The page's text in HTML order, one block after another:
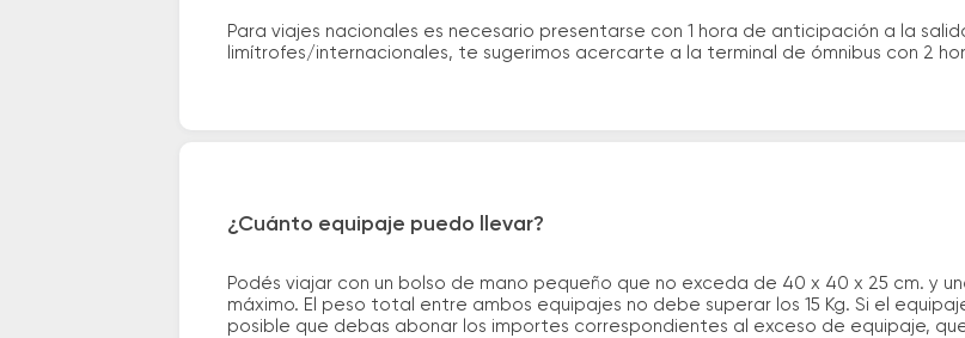
Para viajes nacionales es necesario presentarse con 1 hora de anticipación a la
limítrofes/internacionales, te sugerimos acercarte a la terminal de ómnibus con 2
¿Cuánto equipaje puedo llevar?
Podés viajar con un bolso de mano pequeño que no exceda de 40 x 40 x 25 cm. y
máximo. El peso total entre ambos equipajes no debe superar los 15 Kg. Si el
posible que debas abonar los importes correspondientes al exceso de equipaje,